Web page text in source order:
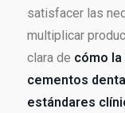
satisfacer las
multiplicar
clara de cómo
cementos
estándares